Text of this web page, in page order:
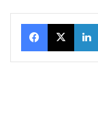
Facebook
X